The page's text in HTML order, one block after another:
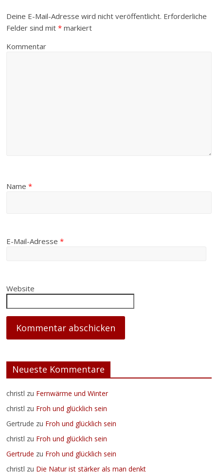
Deine E-Mail-Adresse wird nicht veröffentlicht. Erforderliche
Felder sind mit* markiert
Kommentar
Name*
E-Mail-Adresse*
Website
Neueste Kommentare
christl zu Fernwärme und Winter
christl zu Froh und glücklich sein
Gertrude zu Froh und glücklich sein
christl zu Froh und glücklich sein
Gertrude zu Froh und glücklich sein
christl zu Die Natur ist stärker als man denkt